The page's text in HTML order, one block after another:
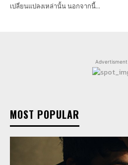
เปลี่ยนแปลงเหล่านั้น นอกจากนี้...
Advertisment
MOST POPULAR